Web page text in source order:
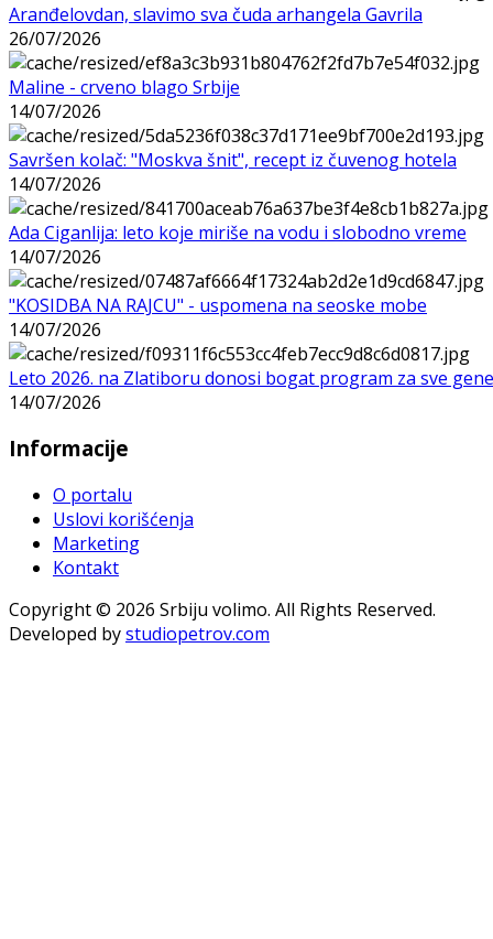
Aranđelovdan, slavimo sva čuda arhangela Gavrila
26/07/2026
Maline - crveno blago Srbije
14/07/2026
Savršen kolač: "Moskva šnit", recept iz čuvenog hotela
14/07/2026
Ada Ciganlija: leto koje miriše na vodu i slobodno vreme
14/07/2026
"KOSIDBA NA RAJCU" - uspomena na seoske mobe
14/07/2026
Leto 2026. na Zlatiboru donosi bogat program za sve
14/07/2026
Informacije
O portalu
Uslovi korišćenja
Marketing
Kontakt
Copyright © 2026 Srbiju volimo. All Rights Reserved.
Developed bystudiopetrov.com